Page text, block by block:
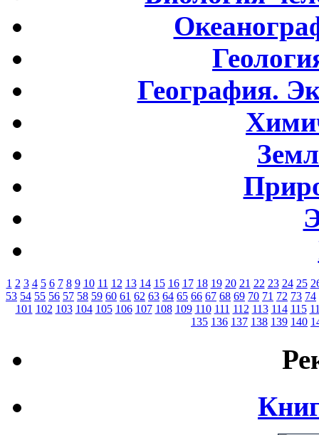
География.
1 2 3 4 5 6 7 8 9 10 11 12 13 14 15 16 17 18 19 20 21 22 23 24 25
53 54 55 56 57 58 59 60 61 62 63 64 65 66 67 68 69 70 71 72 73 74
101 102 103 104 105 106 107 108 109 110 111 112 113 114 115
135 136 137 138 139 140